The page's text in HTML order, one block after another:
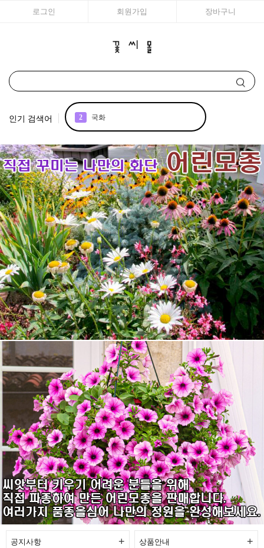
로그인 회원가입 장바구니
인기 검색어 2 국화
3 구근
4 리갈
5 모종
6 접시꽃
7 에키네시아
8 로벨리아
9 비올라
어린모종 국화
1 제라늄
공지사항 + 상품안내 +